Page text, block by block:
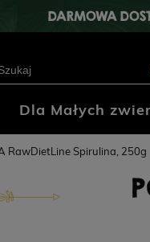
DARMOWA
Dla Małych
Kontakt
RawDietLine Spirulina, 250g